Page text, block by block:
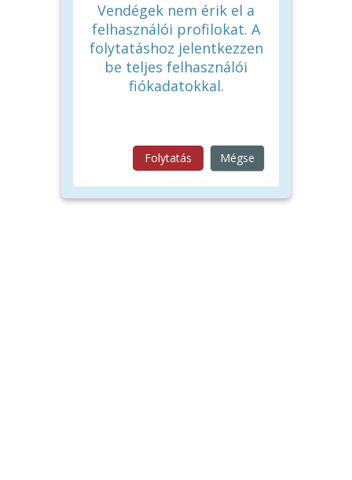
Vendégek nem érik el a
felhasználói profilokat. A
folytatáshoz jelentkezzen
be teljes felhasználói
fiókadatokkal.
Folytatás Mégse